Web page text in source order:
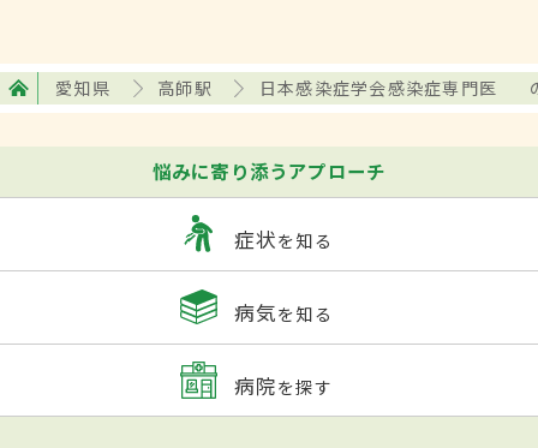
愛知県 高師駅 日本感染症学会感染症専門医
悩みに寄り添うアプローチ
症状を知る
病気を知る
病院を探す